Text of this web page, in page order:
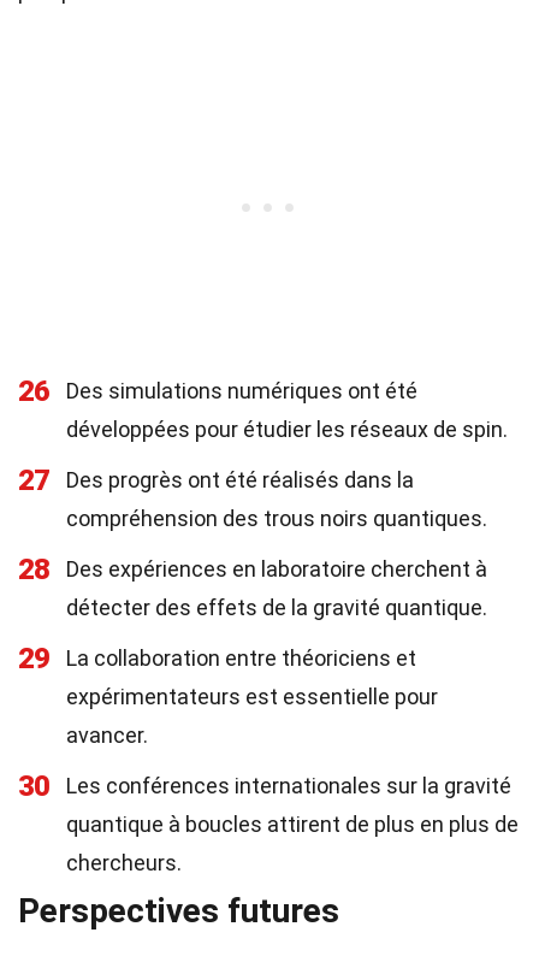
26
Des simulations numériques ont été
développées pour étudier les réseaux de spin.
27
Des progrès ont été réalisés dans la
compréhension des trous noirs quantiques.
28
Des expériences en laboratoire cherchent à
détecter des effets de la gravité quantique.
29
La collaboration entre théoriciens et
expérimentateurs est essentielle pour
avancer.
30
Les conférences internationales sur la gravité
quantique à boucles attirent de plus en plus de
chercheurs.
Perspectives futures